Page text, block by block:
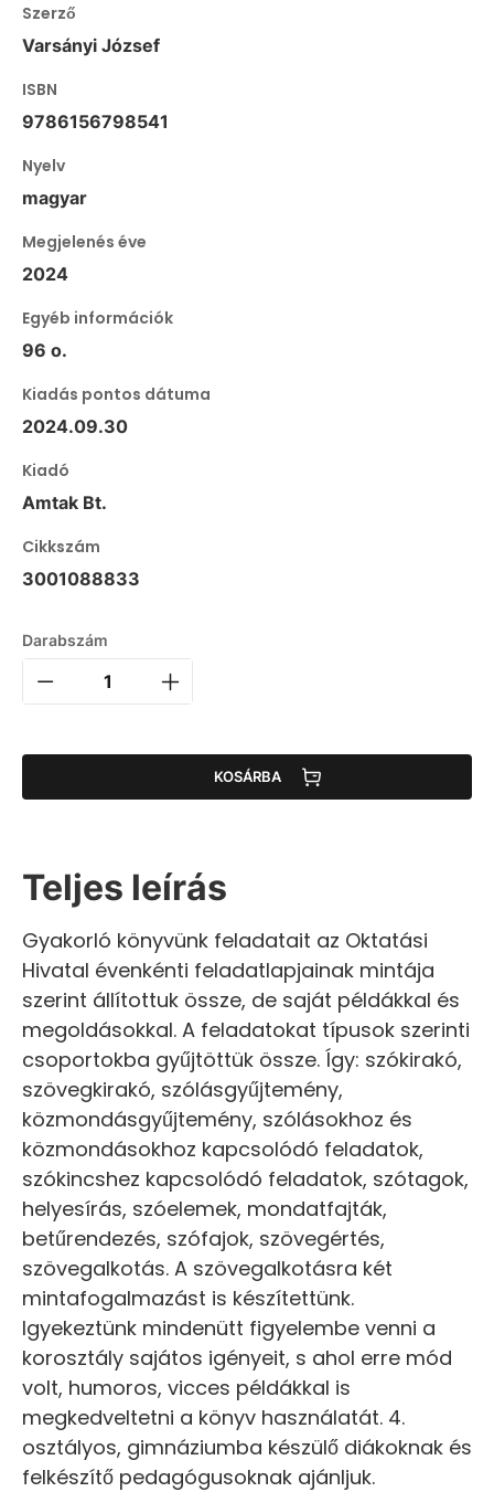
Szerző
Varsányi József
ISBN
9786156798541
Nyelv
magyar
Megjelenés éve
2024
Egyéb információk
96 o.
Kiadás pontos dátuma
2024.09.30
Kiadó
Amtak Bt.
Cikkszám
3001088833
Darabszám
KOSÁRBA
Teljes leírás
Gyakorló könyvünk feladatait az Oktatási
Hivatal évenkénti feladatlapjainak mintája
szerint állítottuk össze, de saját példákkal és
megoldásokkal. A feladatokat típusok szerinti
csoportokba gyűjtöttük össze. Így: szókirakó,
szövegkirakó, szólásgyűjtemény,
közmondásgyűjtemény, szólásokhoz és
közmondásokhoz kapcsolódó feladatok,
szókincshez kapcsolódó feladatok, szótagok,
helyesírás, szóelemek, mondatfajták,
betűrendezés, szófajok, szövegértés,
szövegalkotás. A szövegalkotásra két
mintafogalmazást is készítettünk.
Igyekeztünk mindenütt figyelembe venni a
korosztály sajátos igényeit, s ahol erre mód
volt, humoros, vicces példákkal is
megkedveltetni a könyv használatát. 4.
osztályos, gimnáziumba készülő diákoknak és
felkészítő pedagógusoknak ajánljuk.